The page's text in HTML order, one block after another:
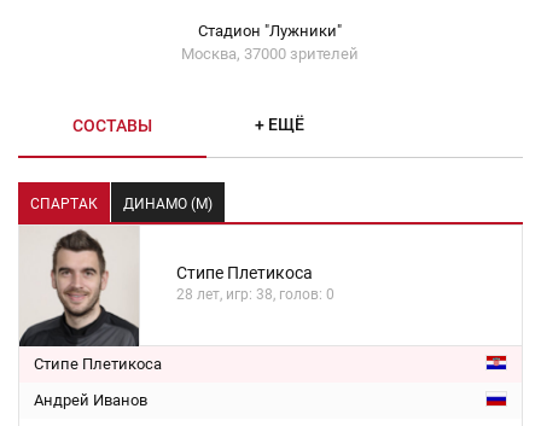
Стадион "Лужники"
Москва, 37000 зрителей
СОСТАВЫ + ЕЩЁ
СПАРТАК ДИНАМО (М)
Стипе Плетикоса
28 лет, игр: 38, голов: 0
Стипе Плетикоса
Андрей Иванов